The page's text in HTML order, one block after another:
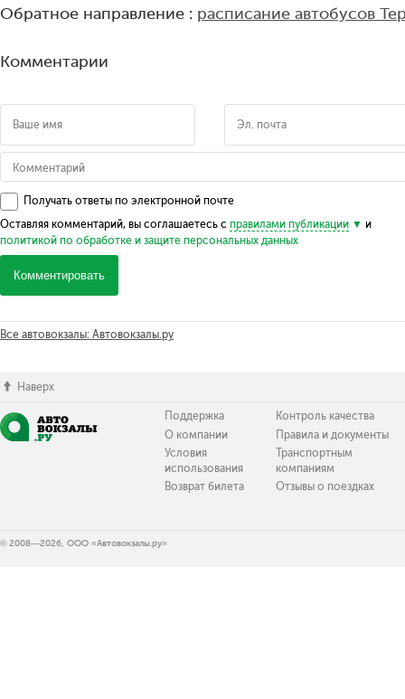
Обратное направление : расписание автобусов
Комментарии
Получать ответы по электронной почте
Оставляя комментарий, вы соглашаетесь с правилами публикации
и
политикой по обработке и защите персональных данных
Комментировать
Все автовокзалы: Автовокзалы.ру
Наверх
Поддержка
О компании
Условия
использования
Возврат билета
Контроль качества
Правила и документы
Транспортным
компаниям
Отзывы о поездках
© 2008—2026, ООО «Автовокзалы.ру»